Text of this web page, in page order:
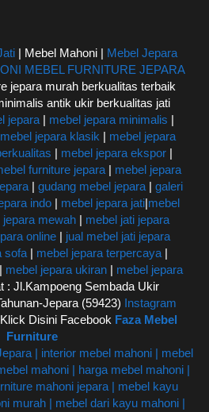
| Mebel Mahoni | Mebel Jepara
MEBEL FURNITURE JEPARA
jepara murah berkualitas terbaik
antik ukir berkualitas jati
jepara| mebel jepara minimalis |
mebel jepara klasik | mebel jepara
| mebel jepara ekspor|
furniture jepara | mebel jepara
| gudang mebel jepara | galeri
indo| mebel jepara jati|mebel
jepara mewah | mebel jati jepara
online | jual mebel jati jepara
sofa | mebel jepara terpercaya |
| mebel jepara ukiran| mebel jepara
: Jl.Kampoeng Sembada Ukir
Jepara (59423) Instagram
Disini Facebook Faza Mebel
Furniture
| interior mebel mahoni | mebel
mahoni | harga mebel mahoni |
mahoni jepara | mebel kayu
murah | mebel dari kayu mahoni |